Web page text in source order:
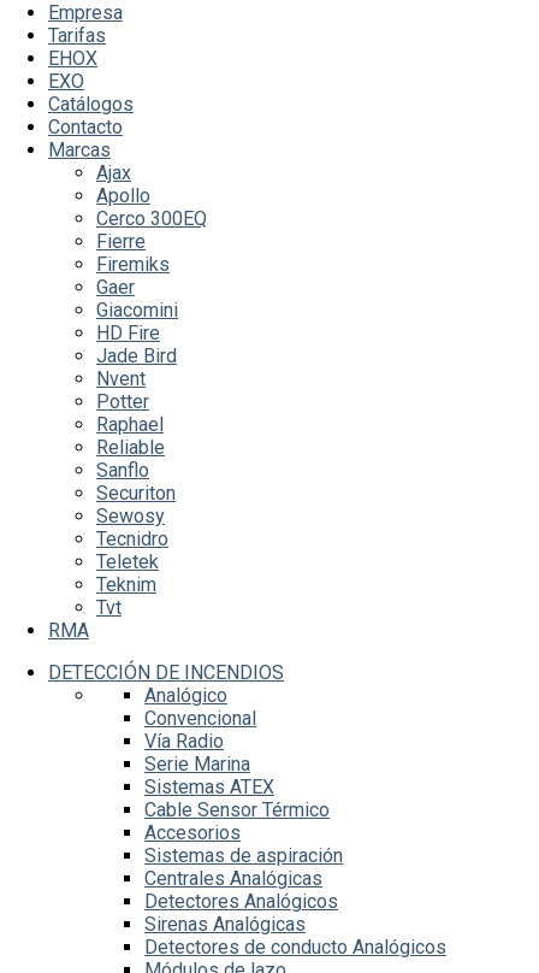
Empresa
Tarifas
EHOX
EXO
Catálogos
Contacto
Marcas
Ajax
Apollo
Cerco 300EQ
Fierre
Firemiks
Gaer
Giacomini
HD Fire
Jade Bird
Nvent
Potter
Raphael
Reliable
Sanflo
Securiton
Sewosy
Tecnidro
Teletek
Teknim
Tvt
RMA
DETECCIÓN DE INCENDIOS
Analógico
Convencional
Vía Radio
Serie Marina
Sistemas ATEX
Cable Sensor Térmico
Accesorios
Sistemas de aspiración
Centrales Analógicas
Detectores Analógicos
Sirenas Analógicas
Detectores de conducto Analógicos